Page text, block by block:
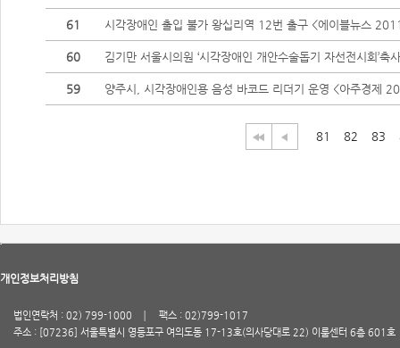
61 시각장애인 출입 불가 왕십리역 12번 출구 <에이블뉴스
60 김기만 서울시의원 ‘시각장애인 개안수술돕기 자선전시회’축
59 양주시, 시각장애인용 음성 바코드 리더기 운영 <아주경제
81 82 83
개인정보처리방침
법인연락처 : 02) 799-1000
팩스 : 02)799-1017
주소 : [07236] 서울특별시 영등포구 여의도동 17-13호(의사당대로 22) 이룸센터 6층 601호